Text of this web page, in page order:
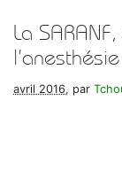
La
avril 2016, par